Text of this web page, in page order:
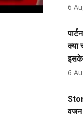
6
क्या
इसके
6
वजन